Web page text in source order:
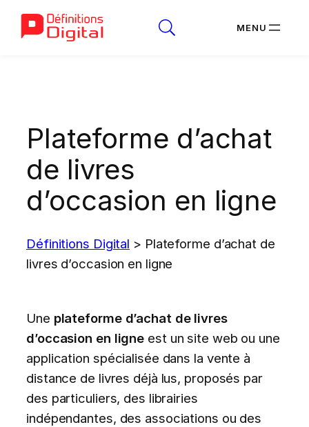
Plateforme d’achat
de livres
d’occasion en ligne
Définitions Digital > Plateforme d’achat de
livres d’occasion en ligne
Une plateforme d’achat de livres
d’occasion en ligne est un site web ou une
application spécialisée dans la vente à
distance de livres déjà lus, proposés par
des particuliers, des librairies
indépendantes, des associations ou des